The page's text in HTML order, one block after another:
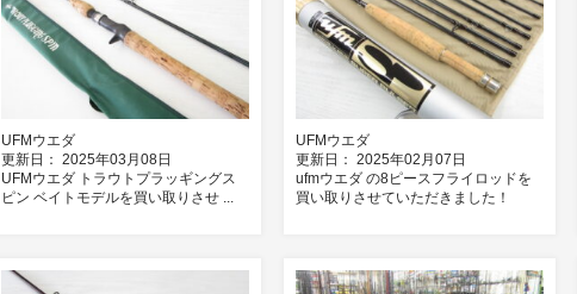
UFMウエダ
更新日： 2025年03月08日
UFMウエダ トラウトプラッギングス
ピン ベイトモデルを買い取りさせ ...
UFMウエダ
更新日： 2025年02月07日
ufmウエダ の8ピースフライロッドを
買い取りさせていただきました！